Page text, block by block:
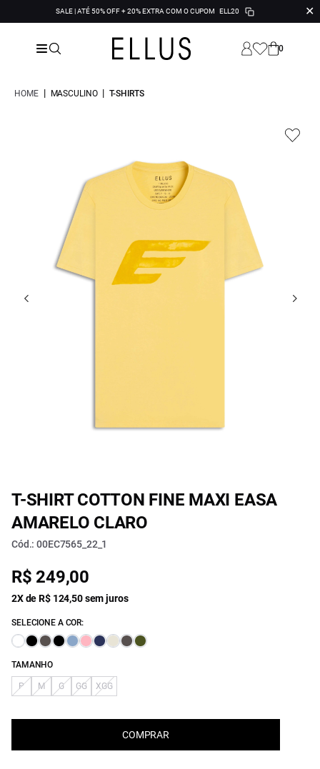
SALE | ATÉ 50% OFF + 20% EXTRA COM O CUPOM ELL20 ✕
0
HOME | MASCULINO | T-SHIRTS
T-SHIRT COTTON FINE MAXI EASA
AMARELO CLARO
Cód.: 00EC7565_22_1
R$ 249,00
2X de R$ 124,50 sem juros
SELECIONE A COR:
TAMANHO
P M G GG XGG
COMPRAR